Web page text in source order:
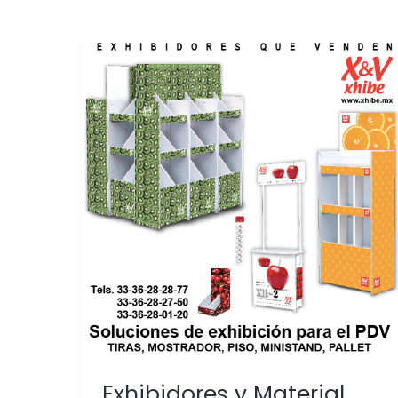
Exhibidores
y
Material
POP:
Soluciones
Probadas
para
Impulsar
en
Punto
de
Venta